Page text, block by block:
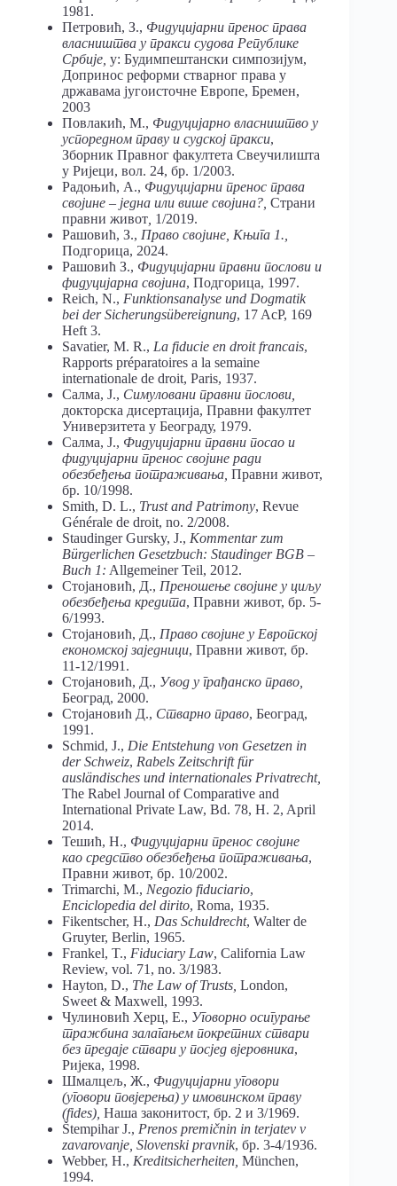
1981.
Петровић, З., Фидуцијарни пренос права
власништва у пракси судова Републике
Србије, у: Будимпештански симпозијум,
Допринос реформи стварног права у
државама југоисточне Европе, Бремен,
2003
Повлакић, М., Фидуцијарно власништво у
успоредном праву и судској пракси,
Зборник Правног факултета Свеучилишта
у Ријеци, вол. 24, бр. 1/2003.
Радоњић, А., Фидуцијарни пренос права
својине – једна или више својина?, Страни
правни живот 1/2019.
Рашовић, З., Право својине, Књига 1.,
Подгорица, 2024.
Рашовић З., Фидуцијарни правни послови и
фидуцијарна својина, Подгорица, 1997.
Reich, N., Funktionsanalyse und Dogmatik
bei der Sicherungsübereignung, 17 AcP, 169
Heft 3.
Savatier, M. R., La fiducie en droit francais,
Rapports préparatoires a la semaine
internationale de droit, Paris, 1937.
Салма, Ј., Симуловани правни послови,
докторска дисертација, Правни факултет
Универзитета у Београду, 1979.
Салма, Ј., Фидуцијарни правни посао и
фидуцијарни пренос својине ради
обезбеђења потраживања, Правни живот,
бр. 10/1998.
Smith, D. L., Trust and Patrimony, Revue
Générale de droit, no. 2/2008.
Staudinger Gursky, J., Kommentar zum
Bürgerlichen Gesetzbuch: Staudinger BGB –
Buch 1: Allgemeiner Teil, 2012.
Стојановић, Д., Преношење својине у циљу
обезбеђења кредита, Правни живот, бр. 5-
6/1993.
Стојановић, Д., Право својине у Европској
економској заједници, Правни живот, бр.
11-12/1991.
Стојановић, Д., Увод у грађанско право,
Београд, 2000.
Стојановић Д., Стварно право, Београд,
1991.
Schmid, J., Die Entstehung von Gesetzen in
der Schweiz, Rabels Zeitschrift für
ausländisches und internationales Privatrecht,
The Rabel Journal of Comparative and
International Private Law, Bd. 78, H. 2, April
2014.
Тешић, Н., Фидуцијарни пренос својине
као средство обезбеђења потраживања,
Правни живот, бр. 10/2002.
Trimarchi, М., Negozio fiduciario,
Enciclopedia del dirito, Roma, 1935.
Fikentscher, H., Das Schuldrecht, Walter de
Gruyter, Berlin, 1965.
Frankel, T., Fiduciary Law, California Law
Review, vol. 71, nо. 3/1983.
Hayton, D., The Law of Trusts, London,
Sweet & Maxwell, 1993.
Чулиновић Херц, Е., Уговорно осигурање
тражбина залагањем покретних ствари
без предаје ствари у посјед вјеровника,
Ријека, 1998.
Шмалцељ, Ж., Фидуцијарни уговори
(уговори повјерења) у имовинском праву
(fides), Наша законитост, бр. 2 и 3/1969.
Štempihar J., Prenos premičnin in terjatev v
zavarovanje, Slovenski pravnik, бр. 3-4/1936.
Webber, H., Kreditsicherheiten München,
1994.